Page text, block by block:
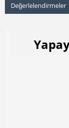
Değerlelendirmeler